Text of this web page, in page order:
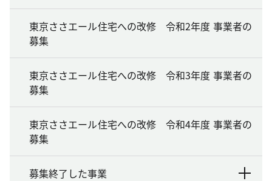
東京ささエール住宅への改修 令和2年度 事業者の
募集
東京ささエール住宅への改修 令和3年度 事業者の
募集
東京ささエール住宅への改修 令和4年度 事業者の
募集
募集終了した事業